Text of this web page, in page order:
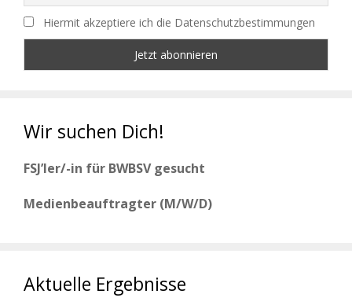
Hiermit akzeptiere ich die Datenschutzbestimmungen
Wir suchen Dich!
FSJ’ler/-in für BWBSV gesucht
Medienbeauftragter (M/W/D)
Aktuelle Ergebnisse